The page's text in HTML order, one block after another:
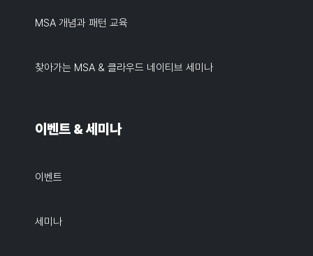
MSA 개념과 패턴 교육
찾아가는 MSA & 클라우드 네이티브 세미나
이벤트 & 세미나
이벤트
세미나